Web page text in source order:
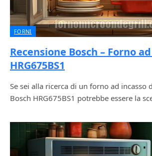
FORNI
Recensione Bosch – Forno
HRG675BS1
Se sei alla ricerca di un forno ad incasso
Bosch HRG675BS1 potrebbe essere la